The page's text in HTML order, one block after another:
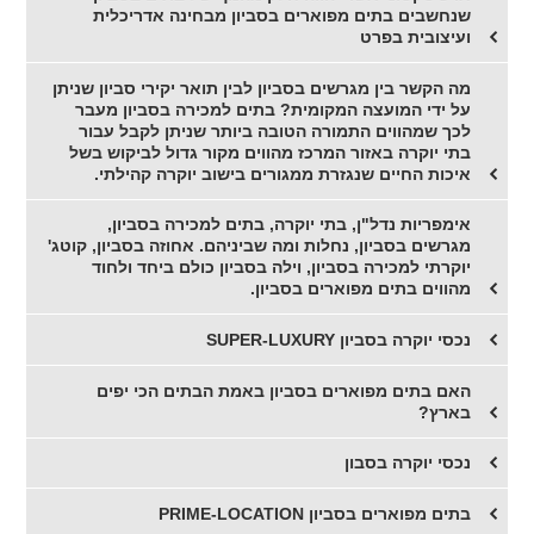
שנחשבים בתים מפוארים בסביון מבחינה אדריכלית
ועיצובית בפרט
מה הקשר בין מגרשים בסביון לבין תואר יקירי סביון שניתן
על ידי המועצה המקומית? בתים למכירה בסביון מעבר
לכך שמהווים התמורה הטובה ביותר שניתן לקבל עבור
בתי יוקרה באזור המרכז מהווים מקור גדול לביקוש בשל
איכות החיים שנגזרת ממגורים בישוב יוקרה קהילתי.
אימפריות נדל"ן, בתי יוקרה, בתים למכירה בסביון,
מגרשים בסביון, נחלות ומה שביניהם. אחוזה בסביון, קוטג'
יוקרתי למכירה בסביון, וילה בסביון כולם ביחד ולחוד
מהווים בתים מפוארים בסביון.
נכסי יוקרה בסביון SUPER-LUXURY
האם בתים מפוארים בסביון באמת הבתים הכי יפים
בארץ?
נכסי יוקרה בסבון
בתים מפוארים בסביון PRIME-LOCATION